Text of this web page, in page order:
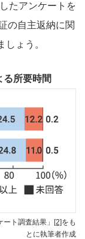
たアンケートを
の自主返納に関
しょう。
所要時間
ト調査結果」 [2]をも
とに執筆者作成